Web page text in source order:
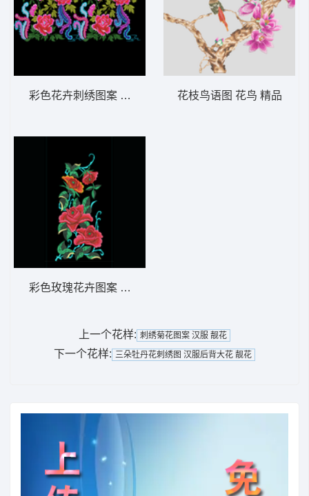
彩色花卉刺绣图案 民族花
彩色玫瑰花卉图案 民族花
花枝鸟语图 花鸟 精品
上一个花样: 刺绣菊花图案 汉服 靓花
下一个花样: 三朵牡丹花刺绣图 汉服后背大花 靓花